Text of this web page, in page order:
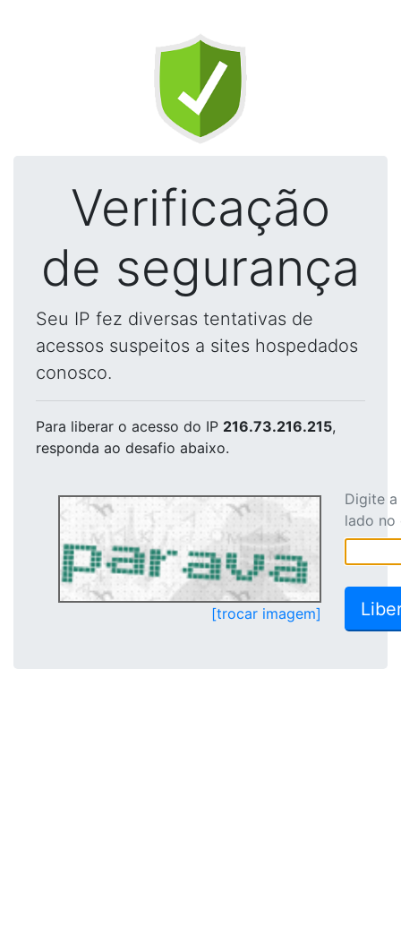
Verificação
de segurança
Seu IP fez diversas tentativas de
acessos suspeitos a sites hospedados
conosco.
Para liberar o acesso do IP 216.73.216.215,
responda ao desafio abaixo.
[trocar imagem]
Digite
lado no